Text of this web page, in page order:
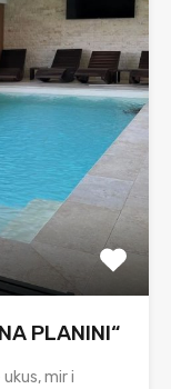
PLANINI“
ukus, mir i